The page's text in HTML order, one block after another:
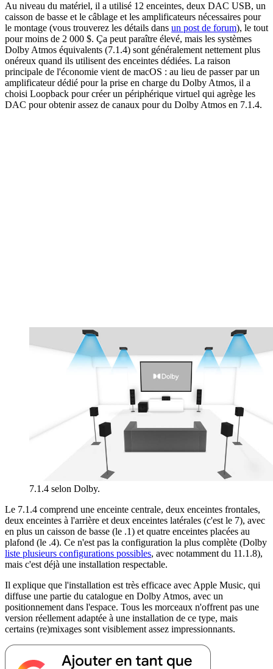
Au niveau du matériel, il a utilisé 12 enceintes, deux DAC USB, un
caisson de basse et le câblage et les amplificateurs nécessaires pour
le montage (vous trouverez les détails dans un post de forum), le tout
pour moins de 2 000 $. Ça peut paraître élevé, mais les systèmes
Dolby Atmos équivalents (7.1.4) sont généralement nettement plus
onéreux quand ils utilisent des enceintes dédiées. La raison
principale de l'économie vient de macOS : au lieu de passer par un
amplificateur dédié pour la prise en charge du Dolby Atmos, il a
choisi Loopback pour créer un périphérique virtuel qui agrège les
DAC pour obtenir assez de canaux pour du Dolby Atmos en 7.1.4.
7.1.4 selon Dolby.
Le 7.1.4 comprend une enceinte centrale, deux enceintes frontales,
deux enceintes à l'arrière et deux enceintes latérales (c'est le 7), avec
en plus un caisson de basse (le .1) et quatre enceintes placées au
plafond (le .4). Ce n'est pas la configuration la plus complète (Dolby
liste plusieurs configurations possibles, avec notamment du 11.1.8),
mais c'est déjà une installation respectable.
Il explique que l'installation est très efficace avec Apple Music, qui
diffuse une partie du catalogue en Dolby Atmos, avec un
positionnement dans l'espace. Tous les morceaux n'offrent pas une
version réellement adaptée à une installation de ce type, mais
certains (re)mixages sont visiblement assez impressionnants.